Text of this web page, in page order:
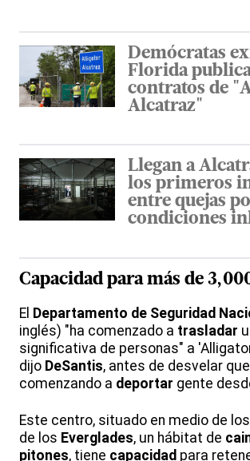
Demócratas
Florida
contratos de
Alcatraz"
Llegan a
los primeros
entre quejas
condiciones
Capacidad para más de
El Departamento de Seguridad
inglés) "ha comenzado a trasladar
significativa de personas" a
dijo DeSantis, antes de desvelar
comenzando a deportar gente
Este centro, situado en medio de
de los Everglades, un hábitat de
pitones, tiene capacidad para